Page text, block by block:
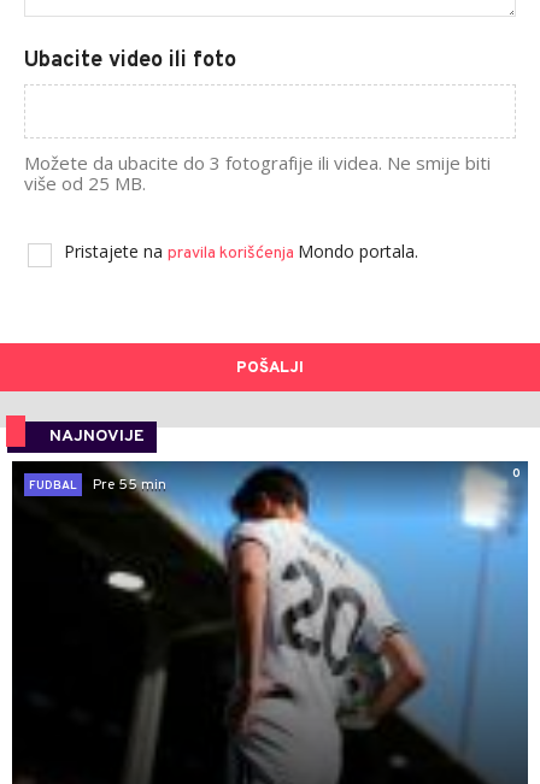
Ubacite video ili foto
Možete da ubacite do 3 fotografije ili videa. Ne smije biti
više od 25 MB.
Pristajete na pravila korišćenja Mondo portala.
POŠALJI
NAJNOVIJE
0
FUDBAL
Pre 55 min